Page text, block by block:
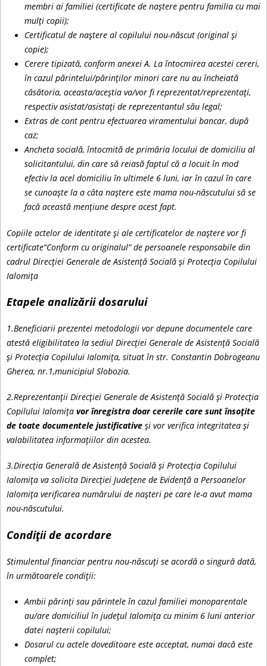
membri ai familiei (certificate de naștere pentru familia cu mai
mulți copii);
Certificatul de naștere al copilului nou-născut (original și
copie);
Cerere tipizată, conform anexei A. La întocmirea acestei cereri,
în cazul părintelui/părinților minori care nu au încheiată
căsătoria, aceasta/aceștia va/vor fi reprezentat/reprezentați,
respectiv asistat/asistați de reprezentantul său legal;
Extras de cont pentru efectuarea viramentului bancar, după
caz;
Ancheta socială, întocmită de primăria locului de domiciliu al
solicitantului, din care să reiasă faptul că a locuit în mod
efectiv la acel domiciliu în ultimele 6 luni, iar în cazul în care
se cunoaște la a câta naștere este mama nou-născutului să se
facă această mențiune despre acest fapt.
Copiile actelor de identitate și ale certificatelor de naștere vor fi
certificate“Conform cu originalul” de persoanele responsabile din
cadrul Direcției Generale de Asistență Socială și Protecția Copilului
Ialomița
Etapele analizării dosarului
1.Beneficiarii prezentei metodologii vor depune documentele care
atestă eligibilitatea la sediul Direcției Generale de Asistență Socială
și Protecția Copilului Ialomița, situat în str. Constantin Dobrogeanu
Gherea, nr.1,municipiul Slobozia.
2.Reprezentanții Direcției Generale de Asistență Socială și Protecția
Copilului Ialomița vor înregistra doar cererile care sunt însoțite
de toate documentele justificative și vor verifica integritatea și
valabilitatea informațiilor din acestea.
3.Direcția Generală de Asistență Socială și Protecția Copilului
Ialomița va solicita Direcției Județene de Evidență a Persoanelor
Ialomița verificarea numărului de nașteri pe care le-a avut mama
nou-născutului.
Condiții de acordare
Stimulentul financiar pentru nou-născuți se acordă o singură dată,
în următoarele condiții:
Ambii părinți sau părintele în cazul familiei monoparentale
au/are domiciliul în județul Ialomița cu minim 6 luni anterior
datei nașterii copilului;
Dosarul cu actele doveditoare este acceptat, numai dacă este
complet;